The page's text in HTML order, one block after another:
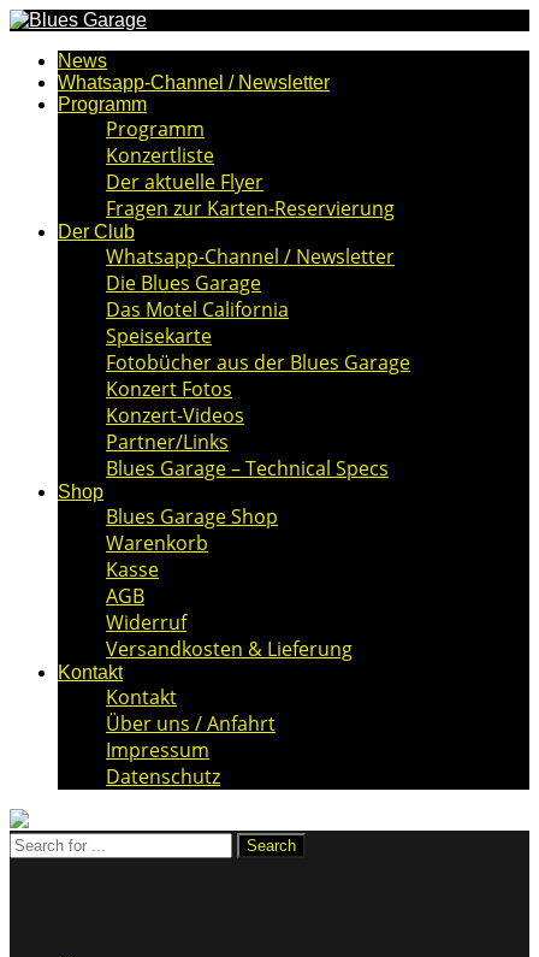
News
Whatsapp-Channel / Newsletter
Programm
Programm
Konzertliste
Der aktuelle Flyer
Fragen zur Karten-Reservierung
Der Club
Whatsapp-Channel / Newsletter
Die Blues Garage
Das Motel California
Speisekarte
Fotobücher aus der Blues Garage
Konzert Fotos
Konzert-Videos
Partner/Links
Blues Garage – Technical Specs
Shop
Blues Garage Shop
Warenkorb
Kasse
AGB
Widerruf
Versandkosten & Lieferung
Kontakt
Kontakt
Über uns / Anfahrt
Impressum
Datenschutz